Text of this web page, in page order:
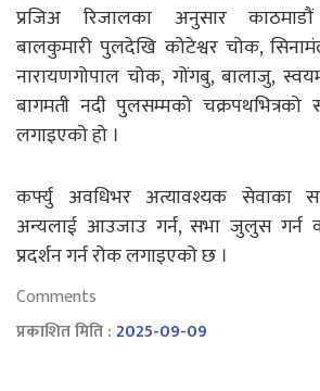
प्रजिअ रिजालका अनुसार काठमाडौं
बालकुमारी पुलदेखि कोटेश्वर चोक,
नारायणगोपाल चोक, गोंगबु, बालाजु,
बागमती नदी पुलसम्मको चक्रपथभित्रको
लगाइएको हो ।
कर्फ्यु अवधिभर अत्यावश्यक सेवाका
अन्यलाई आउजाउ गर्न, सभा जुलुस गर्न
प्रदर्शन गर्न रोक लगाइएको छ ।
Comments
प्रकाशित मिति :2025-09-09